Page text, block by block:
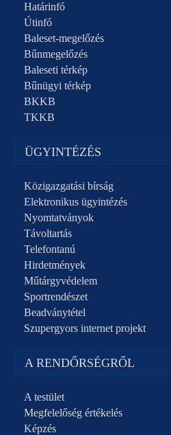
Határinfó
Útinfó
Baleset-megelőzés
Bűnmegelőzés
Baleseti térkép
Bűnügyi térkép
BKKB
TKKB
ÜGYINTÉZÉS
Közigazgatási bírság
Elektronikus ügyintézés
Nyomtatványok
Távoltartás
Telefontanú
Hirdetmények
Műtárgyvédelem
Sportrendészet
Beadványtétel
Szupergyors internet projekt
A RENDŐRSÉGRŐL
A testület
Megfelelőség értékelés
Képzés